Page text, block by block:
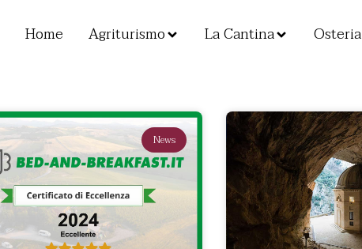
Home Agriturismo La Cantina Osteria
News